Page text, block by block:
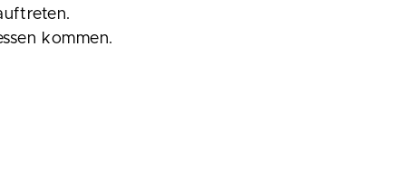
kommen.